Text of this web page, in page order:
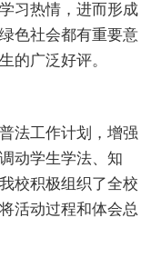
习热情，进而形成
色社会都有重要意
的广泛好评。
法工作计划，增强
动学生学法、知
校积极组织了全校
活动过程和体会总